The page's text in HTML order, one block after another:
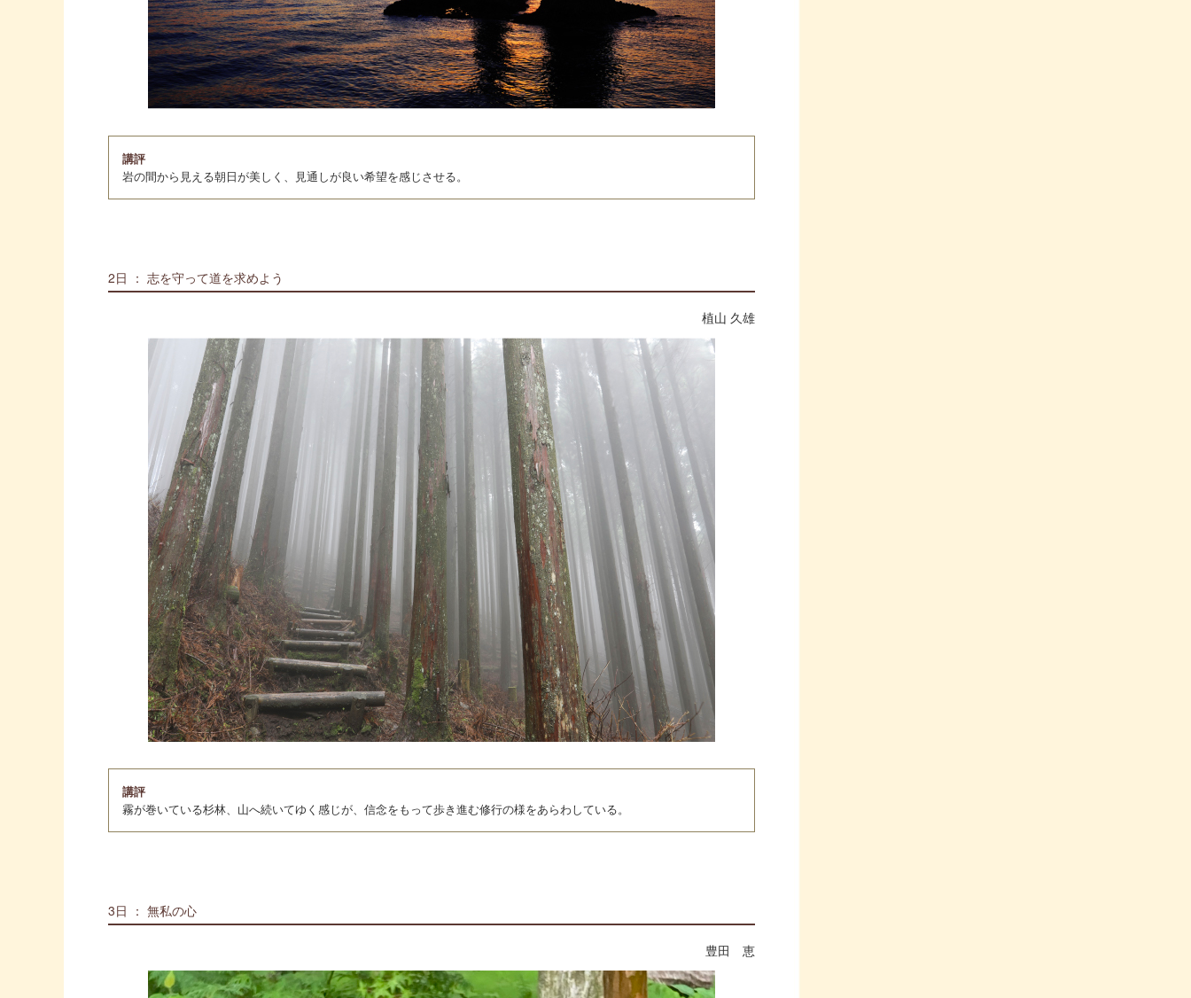
講評
岩の間から見える朝日が美しく、見通しが良い希望を感じさせる。
2日 ： 志を守って道を求めよう
植山 久雄
講評
霧が巻いている杉林、山へ続いてゆく感じが、信念をもって歩き進む修行の様をあらわしている。
3日 ： 無私の心
豊田 恵